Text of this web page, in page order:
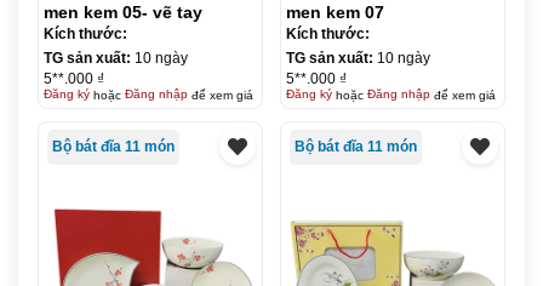
men kem 05- vẽ tay
Kích thước:
TG sản xuất: 10 ngày
5**.000 ₫
Đăng kýhoặc Đăng nhậpđể xem giá
men kem 07
Kích thước:
TG sản xuất: 10 ngày
5**.000 ₫
Đăng kýhoặc Đăng nhậpđể xem giá
Bộ bát đĩa 11 món Bộ bát đĩa 11 món